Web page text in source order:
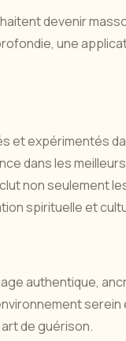
devenir
une
et expérimentés
dans les
non seulement
spirituelle et
authentique,
de guérison.